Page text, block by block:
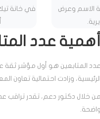
في خانة
الاسم وعرض
أهمية عدد
عدد المتابعين هو أول مؤشر ثقة
الرئيسية، وزادت احتمالية
من خلال دكتور دعم، تقدر تراقب
واضحة.